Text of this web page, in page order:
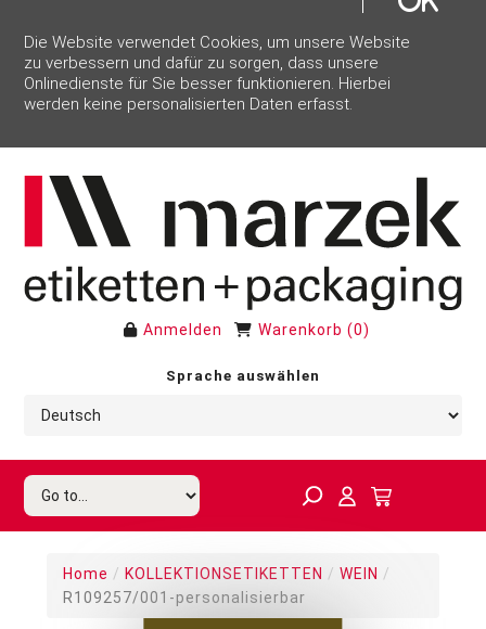
Die Website verwendet Cookies, um unsere Website
zu verbessern und dafür zu sorgen, dass unsere
Onlinedienste für Sie besser funktionieren. Hierbei
werden keine personalisierten Daten erfasst.
Anmelden Warenkorb (0)
Sprache auswählen
Home / KOLLEKTIONSETIKETTEN / WEIN /
R109257/001-personalisierbar